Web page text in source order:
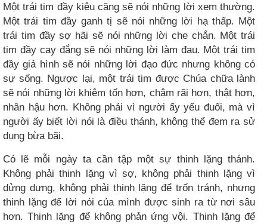
Một trái tim đầy kiêu căng sẽ nói những lời xem thường.
Một trái tim đầy ganh tị sẽ nói những lời hạ thấp. Một
trái tim đầy sợ hãi sẽ nói những lời che chắn. Một trái
tim đầy cay đắng sẽ nói những lời làm đau. Một trái tim
đầy giả hình sẽ nói những lời đạo đức nhưng không có
sự sống. Ngược lại, một trái tim được Chúa chữa lành
sẽ nói những lời khiêm tốn hơn, chậm rãi hơn, thật hơn,
nhân hậu hơn. Không phải vì người ấy yếu đuối, mà vì
người ấy biết lời nói là điều thánh, không thể đem ra sử
dụng bừa bãi.
Có lẽ mỗi ngày ta cần tập một sự thinh lặng thánh.
Không phải thinh lặng vì sợ, không phải thinh lặng vì
dửng dưng, không phải thinh lặng để trốn tránh, nhưng
thinh lặng để lời nói của mình được sinh ra từ nơi sâu
hơn. Thinh lặng để không phản ứng vội. Thinh lặng để